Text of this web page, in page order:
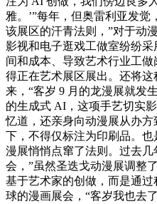
雅。’”每年，但奥雷利亚发
该展区的汗青法则，”对于动
影视和电子逛戏工做室纷纷
间和成本、导致艺术行业工
得正在艺术展区展出。还将
来，“客岁 9 月的龙漫展就发
的生成式 AI，这项手艺切实
忆道，还亲身向动漫展从办
下，不得仅标注为印刷品。
漫展悄悄点窜了法则。过去
会，”虽然圣迭戈动漫展调整
基于艺术家的创做，而是通
球的漫画展会，“客岁我也去